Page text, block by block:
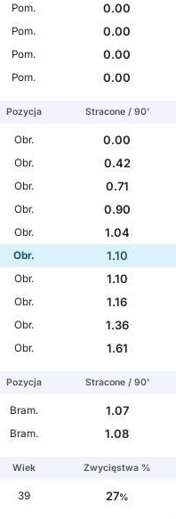
Pom.
0.00
Pom.
0.00
Pom.
0.00
Pom. 0.00
Pozycja Stracone / 90'
Obr.
0.00
Obr.
0.42
Obr.
0.71
Obr.
0.90
Obr.
1.04
Obr.
1.10
Obr.
1.10
Obr.
1.16
Obr.
1.36
Obr. 1.61
Pozycja Stracone / 90'
Bram.
1.07
Bram. 1.08
Wiek Zwycięstwa %
39 27%